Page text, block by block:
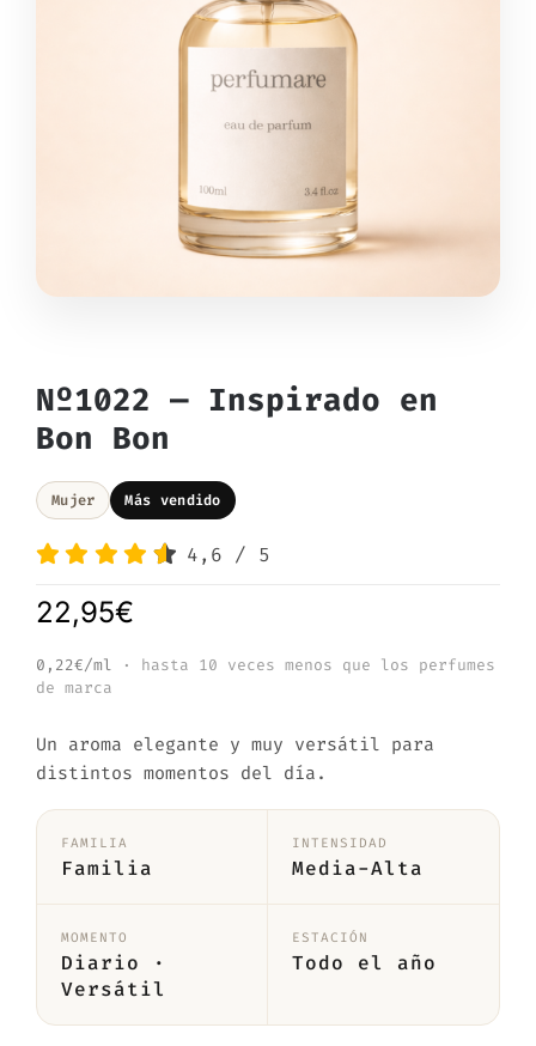
Nº1022 — Inspirado en
Bon Bon
Mujer Más vendido
4,6 / 5
22,95€
0,22€/ml
· hasta 10 veces menos que los perfumes
de marca
Un aroma elegante y muy versátil para
distintos momentos del día.
FAMILIA
Familia
INTENSIDAD
Media-Alta
MOMENTO
Diario ·
Versátil
ESTACIÓN
Todo el año